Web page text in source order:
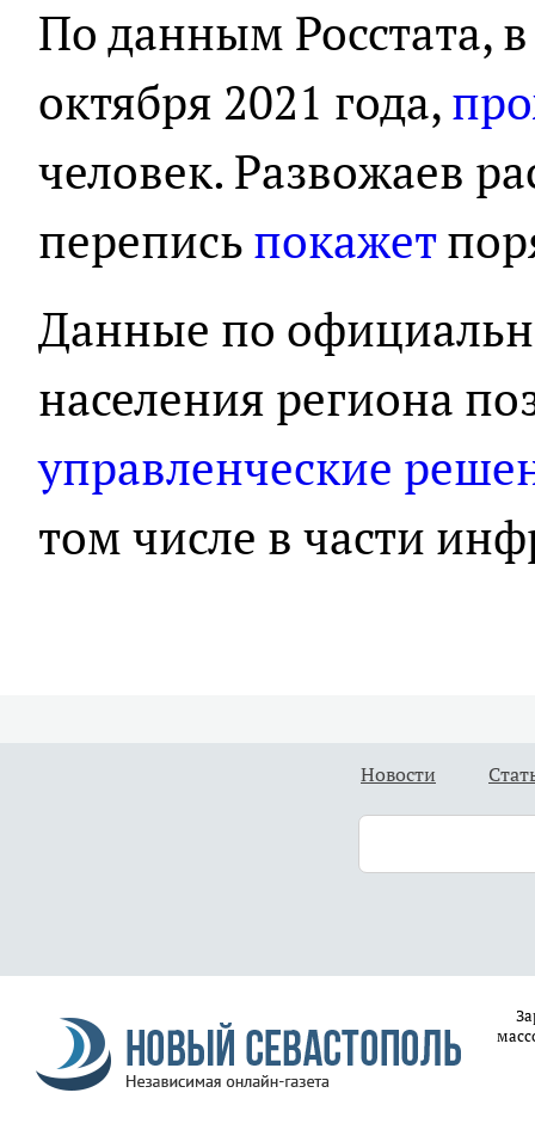
По данным Росстата,
октября 2021 года,
человек. Развожаев
переписьпокажет
Данные по
населения региона
управленческие
том числе в части
Новости